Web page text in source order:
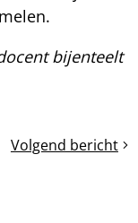
bijenteelt
Volgend bericht
Vluchtige